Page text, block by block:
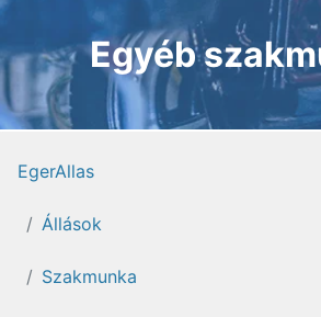
Egyéb
EgerAllas
Állások
Szakmunka